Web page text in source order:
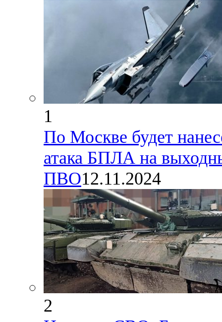
1
По Москве будет
атака БПЛА на
ПВО12.11.2024
2